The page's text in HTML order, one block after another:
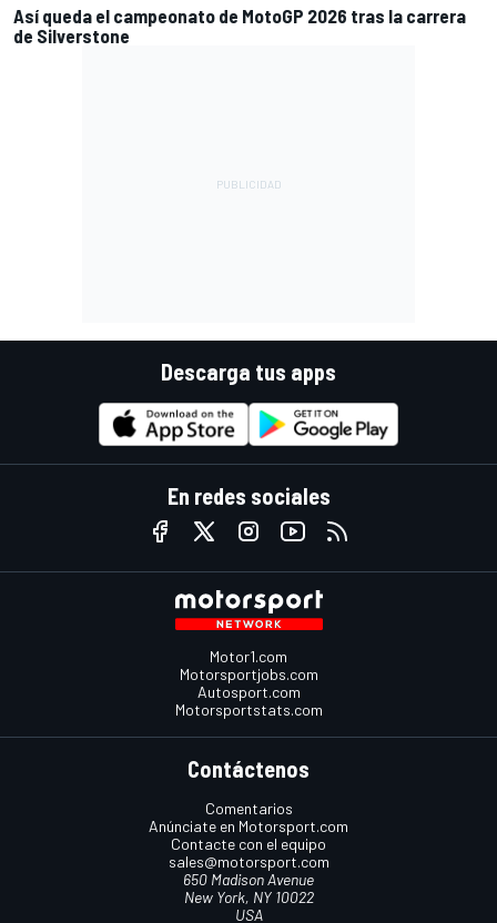
Así queda el campeonato de MotoGP 2026 tras la carrera
de Silverstone
Descarga tus apps
En redes sociales
Motor1.com
Motorsportjobs.com
Autosport.com
Motorsportstats.com
Contáctenos
Comentarios
Anúnciate en Motorsport.com
Contacte con el equipo
sales@motorsport.com
650 Madison Avenue
New York, NY 10022
USA